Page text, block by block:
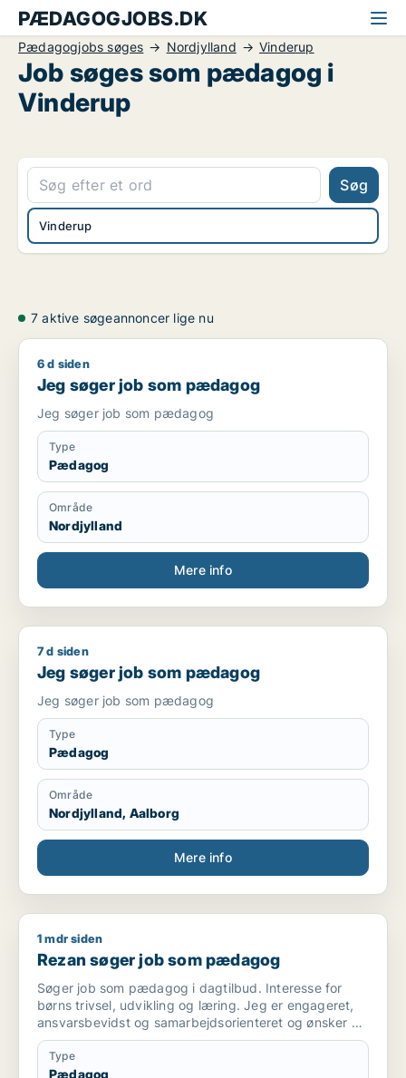
PÆDAGOGJOBS.DK
Pædagogjobs søges Nordjylland Vinderup
Job søges som pædagog i
Vinderup
Søg
Vinderup
7 aktive søgeannoncer lige nu
Jeg søger job som pædagog
6 d siden
Jeg søger job som pædagog
Jeg søger job som pædagog
Type
Pædagog
Område
Nordjylland
Mere info
Jeg søger job som pædagog
7 d siden
Jeg søger job som pædagog
Jeg søger job som pædagog
Type
Pædagog
Område
Nordjylland, Aalborg
Mere info
Rezan søger job som pædagog
1 mdr siden
Rezan søger job som pædagog
Søger job som pædagog i dagtilbud. Interesse for
børns trivsel, udvikling og læring. Jeg er engageret,
ansvarsbevidst og samarbejdsorienteret og ønsker at
bidrage til et trygt og udviklende miljø for børnene.
Type
Pædagog